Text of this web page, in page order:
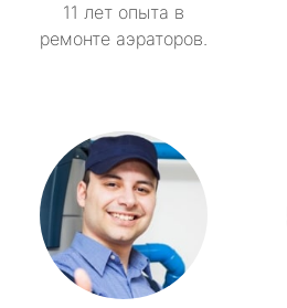
11 лет опыта в
ремонте аэраторов.